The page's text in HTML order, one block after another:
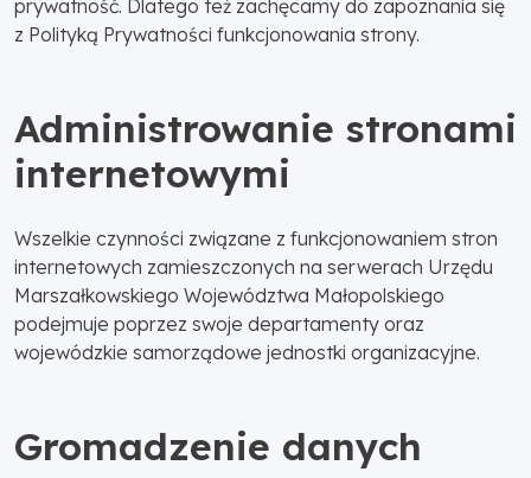
prywatność. Dlatego też zachęcamy do zapoznania się
z Polityką Prywatności funkcjonowania strony.
Administrowanie stronami
internetowymi
Wszelkie czynności związane z funkcjonowaniem stron
internetowych zamieszczonych na serwerach Urzędu
Marszałkowskiego Województwa Małopolskiego
podejmuje poprzez swoje departamenty oraz
wojewódzkie samorządowe jednostki organizacyjne.
Gromadzenie danych